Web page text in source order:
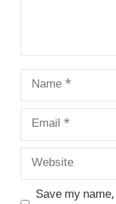
Name
Email
Website
Save my